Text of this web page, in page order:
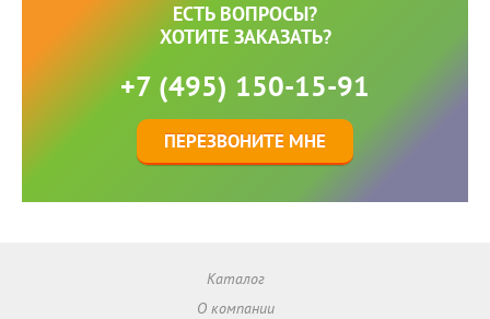
ЕСТЬ ВОПРОСЫ?
ХОТИТЕ ЗАКАЗАТЬ?
+7 (495) 150-15-91
ПЕРЕЗВОНИТЕ МНЕ
Каталог
О компании